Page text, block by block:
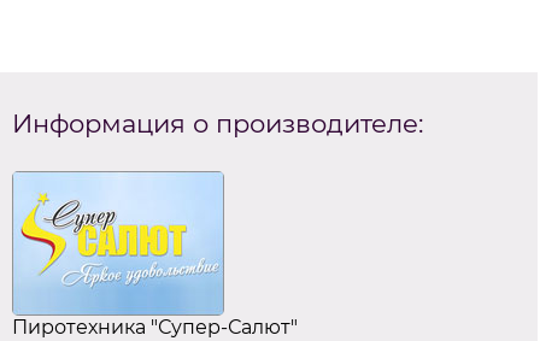
Информация о производителе:
Пиротехника "Супер-Салют"